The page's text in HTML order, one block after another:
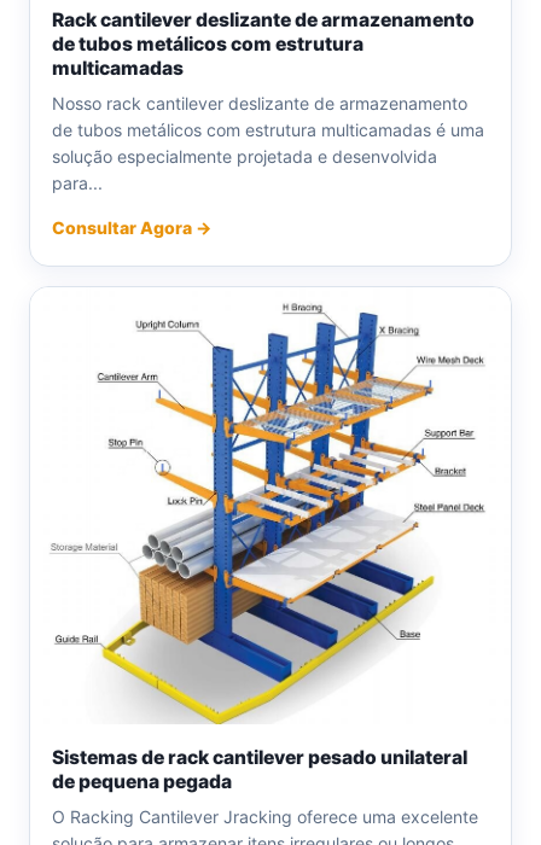
Rack cantilever deslizante de armazenamento
de tubos metálicos com estrutura
multicamadas
Nosso rack cantilever deslizante de armazenamento
de tubos metálicos com estrutura multicamadas é uma
solução especialmente projetada e desenvolvida
para...
Consultar Agora →
Sistemas de rack cantilever pesado unilateral
de pequena pegada
O Racking Cantilever Jracking oferece uma excelente